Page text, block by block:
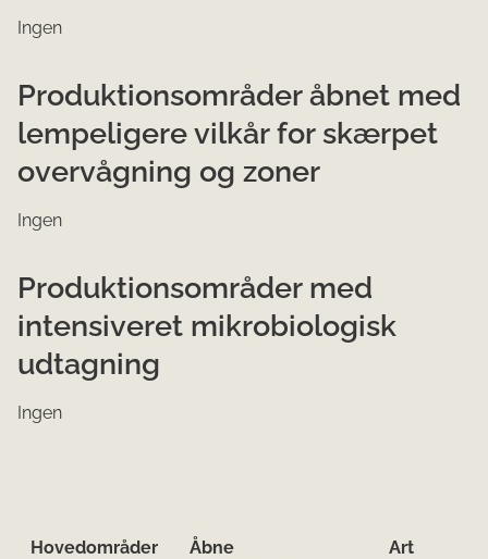
Ingen
Produktionsområder åbnet med
lempeligere vilkår for skærpet
overvågning og zoner
Ingen
Produktionsområder med
intensiveret mikrobiologisk
udtagning
Ingen
Hove​d​​områder
Åbne
Art